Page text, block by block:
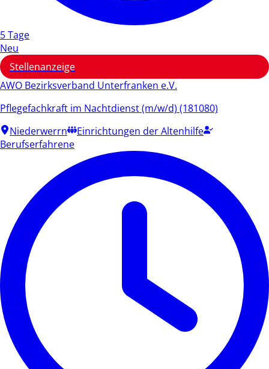
5 Tage
Neu
Stellenanzeige
AWO Bezirksverband Unterfranken e.V.
Pflegefachkraft im Nachtdienst (m/w/d) (181080)
Niederwerrn
Einrichtungen der Altenhilfe
Berufserfahrene